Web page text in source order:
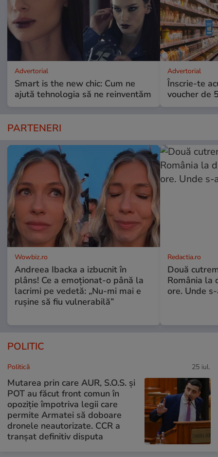
Advertorial
Smart is the new chic: Cum ne
ajută tehnologia să ne reinventăm
Advertorial
Înscrie-te
voucher de
PARTENERI
Wowbiz.ro
Andreea Ibacka a izbucnit în
plâns! Ce a emoționat-o până la
lacrimi pe vedetă: „Nu-mi mai e
rușine să fiu vulnerabilă”
Redactia.ro
Două
România la
ore. Unde
POLITIC
Politică 25 iul.
Mutarea prin care AUR, S.O.S. și
POT au făcut front comun în
opoziție împotriva legii care
permite Armatei să doboare
dronele neautorizate. CCR a
tranșat definitiv disputa